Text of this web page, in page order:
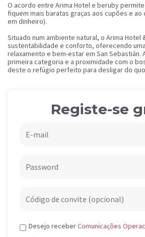
O acordo entre Arima Hotel e beruby
fiquem mais baratas graças aos cupões e
em dinheiro).
Situado num ambiente natural, o Arima Hotel
sustentabilidade e conforto, oferecendo
relaxamento e bem-estar em San Sebastián.
primeira categoria e a proximidade com o
deste o refúgio perfeito para desligar do
Registe-se
Desejo receberComunicações